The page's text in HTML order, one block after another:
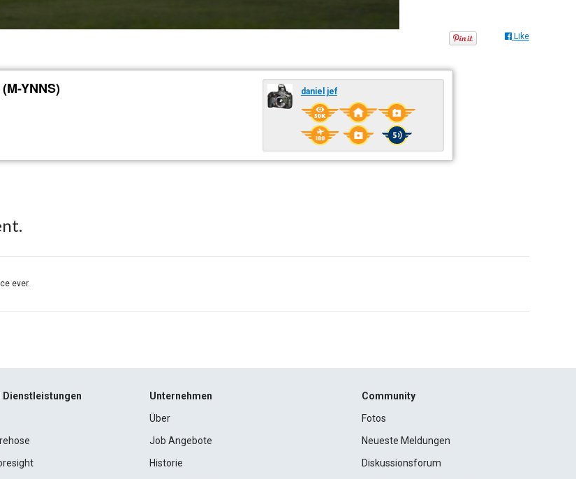
Like
YNNS) daniel jef
ever.
Dienstleistungen
Unternehmen
Über
Job Angebote
Historie
Community
Fotos
Neueste Meldungen
Diskussionsforum